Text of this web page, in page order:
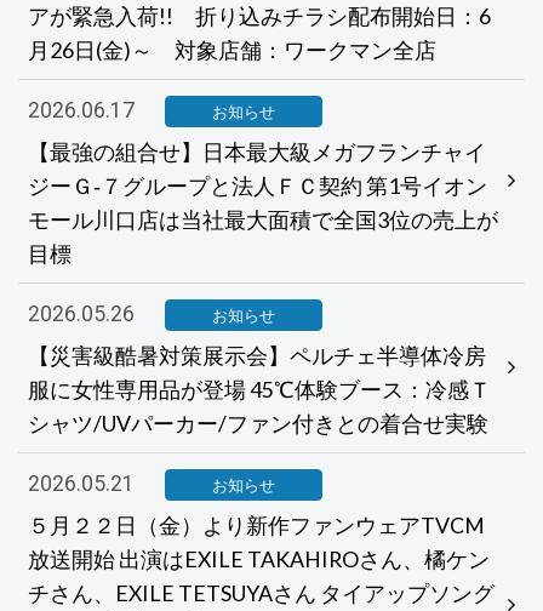
アが緊急入荷!! 折り込みチラシ配布開始日：6
月26日(金)～ 対象店舗：ワークマン全店
2026.06.17 お知らせ
【最強の組合せ】日本最大級メガフランチャイ
ジーＧ‐７グループと法人ＦＣ契約 第1号イオン
モール川口店は当社最大面積で全国3位の売上が
目標
2026.05.26 お知らせ
【災害級酷暑対策展示会】ペルチェ半導体冷房
服に女性専用品が登場 45℃体験ブース：冷感Ｔ
シャツ/UVパーカー/ファン付きとの着合せ実験
2026.05.21 お知らせ
５月２２日（金）より新作ファンウェアTVCM
放送開始 出演はEXILE TAKAHIROさん、橘ケン
チさん、EXILE TETSUYAさん タイアップソング